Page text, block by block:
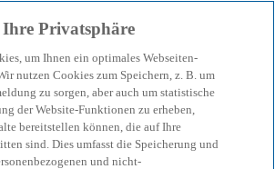
Privatsphäre
um Ihnen ein optimales Webseiten-
nutzen Cookies zum Speichern, z. B. um
zu sorgen, aber auch um statistische
der Website-Funktionen zu erheben,
bereitstellen können, die auf Ihre
sind. Dies umfasst die Speicherung und
und nicht-